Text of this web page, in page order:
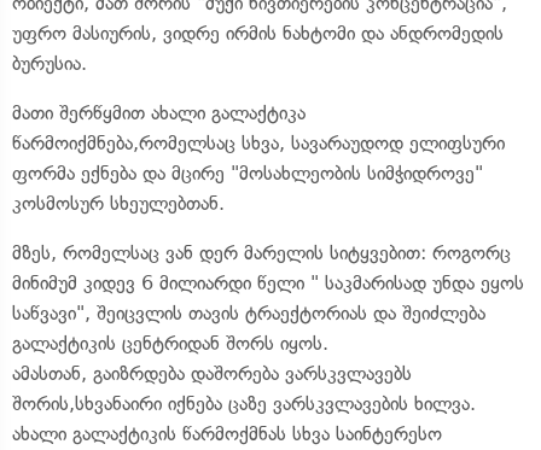
უფრო მასიურის, ვიდრე ირმის ნახტომი და ანდრომედის
ბურუსია.
მათი შერწყმით ახალი გალაქტიკა
წარმოიქმნება,რომელსაც სხვა, სავარაუდოდ ელიფსური
ფორმა ექნება და მცირე "მოსახლეობის სიმჭიდროვე"
კოსმოსურ სხეულებთან.
მზეს, რომელსაც ვან დერ მარელის სიტყვებით: როგორც
მინიმუმ კიდევ 6 მილიარდი წელი " საკმარისად უნდა ეყოს
საწვავი", შეიცვლის თავის ტრაექტორიას და შეიძლება
გალაქტიკის ცენტრიდან შორს იყოს.
ამასთან, გაიზრდება დაშორება ვარსკვლავებს
შორის,სხვანაირი იქნება ცაზე ვარსკვლავების ხილვა.
ახალი გალაქტიკის წარმოქმნას სხვა საინტერესო